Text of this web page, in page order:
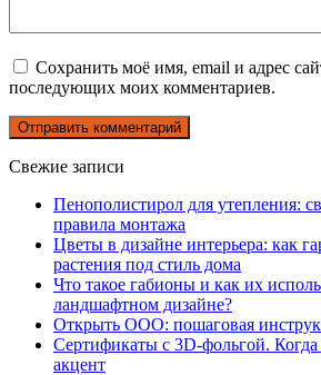
Сохранить моё имя, email и адрес
последующих моих комментариев.
Свежие записи
Пенополистирол для утепления:
правила монтажа
Цветы в дизайне интерьера: как
растения под стиль дома
Что такое габионы и как их
ландшафтном дизайне?
Открыть ООО: пошаговая
Сертификаты с 3D-фольгой.
акцент